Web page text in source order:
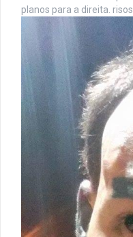
planos para a direita. risos